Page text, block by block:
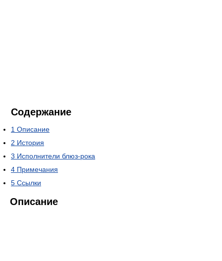
Содержание
1 Описание
2 История
3 Исполнители блюз-рока
4 Примечания
5 Ссылки
Описание